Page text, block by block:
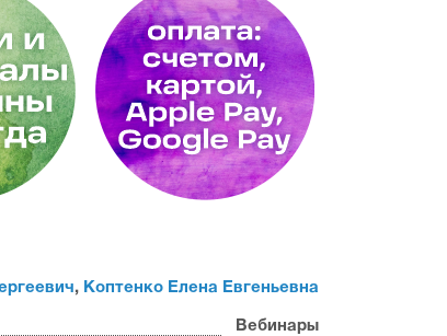
, Коптенко Елена Евгеньевна
Вебинары